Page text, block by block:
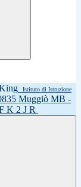
Istituto di Istruzione
Muggiò MB -
K 2 J R